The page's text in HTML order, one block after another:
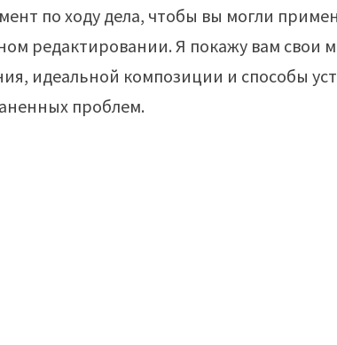
по ходу дела, чтобы вы могли
редактировании. Я покажу вам свои
идеальной композиции и способы
проблем.